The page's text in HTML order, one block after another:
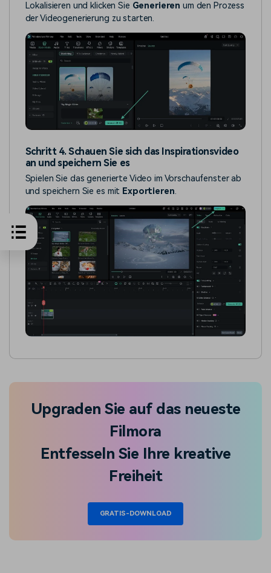
Lokalisieren und klicken Sie Generieren um den Prozess
der Videogenerierung zu starten.
Schritt 4. Schauen Sie sich das Inspirationsvideo
an und speichern Sie es
Spielen Sie das generierte Video im Vorschaufenster ab
und speichern Sie es mit Exportieren.
Upgraden Sie auf das neueste
Filmora
Entfesseln Sie Ihre kreative
Freiheit
GRATIS-DOWNLOAD